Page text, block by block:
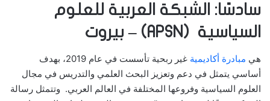
سادسًا: الشبكة العربية للعلوم
السياسية (APSN) – بيروت
هي مبادرة أكاديمية
غير ربحية تأسست في عام 2019، بهدف
أساسي يتمثل في دعم وتعزيز البحث العلمي والتدريس في مجال
العلوم السياسية وفروعها المختلفة في العالم العربي. وتتمثل رسالة